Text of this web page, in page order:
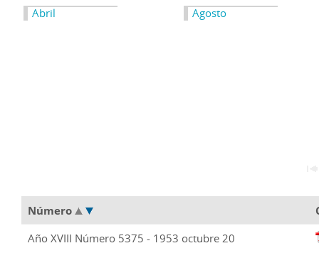
Abril
Agosto
Número
Año XVIII Número 5375 - 1953 octubre 20